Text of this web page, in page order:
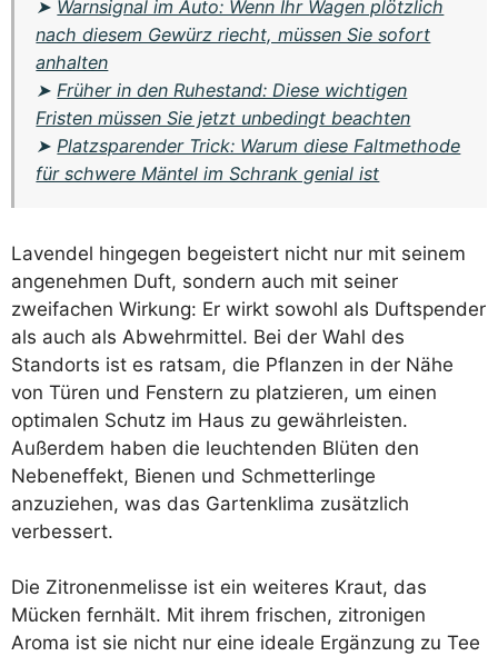
➤ Warnsignal im Auto: Wenn Ihr Wagen plötzlich
nach diesem Gewürz riecht, müssen Sie sofort
anhalten
➤ Früher in den Ruhestand: Diese wichtigen
Fristen müssen Sie jetzt unbedingt beachten
➤ Platzsparender Trick: Warum diese Faltmethode
für schwere Mäntel im Schrank genial ist
Lavendel hingegen begeistert nicht nur mit seinem
angenehmen Duft, sondern auch mit seiner
zweifachen Wirkung: Er wirkt sowohl als Duftspender
als auch als Abwehrmittel. Bei der Wahl des
Standorts ist es ratsam, die Pflanzen in der Nähe
von Türen und Fenstern zu platzieren, um einen
optimalen Schutz im Haus zu gewährleisten.
Außerdem haben die leuchtenden Blüten den
Nebeneffekt, Bienen und Schmetterlinge
anzuziehen, was das Gartenklima zusätzlich
verbessert.
Die Zitronenmelisse ist ein weiteres Kraut, das
Mücken fernhält. Mit ihrem frischen, zitronigen
Aroma ist sie nicht nur eine ideale Ergänzung zu Tee